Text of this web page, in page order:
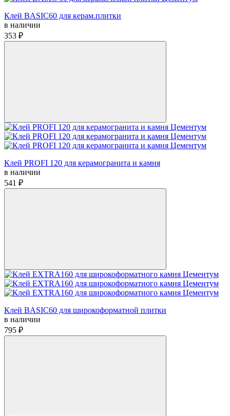
Клей BASIC60 для керам.плитки
в наличии
353 ₽
Клей PROFI 120 для керамогранита и камня
в наличии
541 ₽
Клей BASIC60 для широкоформатной плитки
в наличии
795 ₽